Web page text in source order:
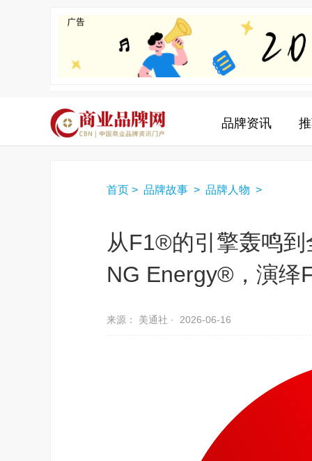
品牌资讯
首页 > 品牌故事 > 品牌人物 >
从F1®的引擎轰鸣
NG Energy®，演绎
来源： 美通社 · 2026-06-16